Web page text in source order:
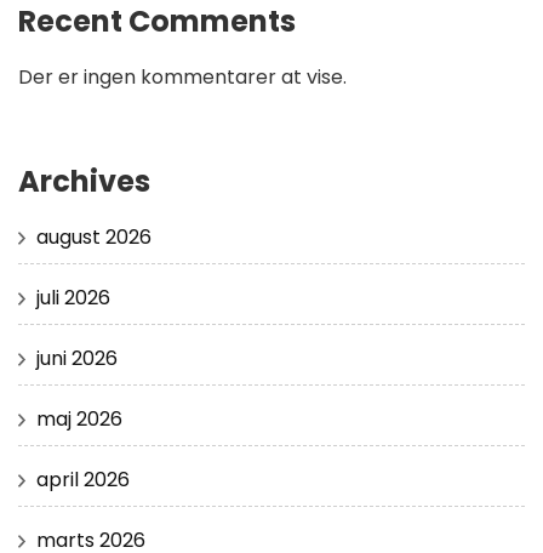
Recent Comments
Der er ingen kommentarer at vise.
Archives
august 2026
juli 2026
juni 2026
maj 2026
april 2026
marts 2026